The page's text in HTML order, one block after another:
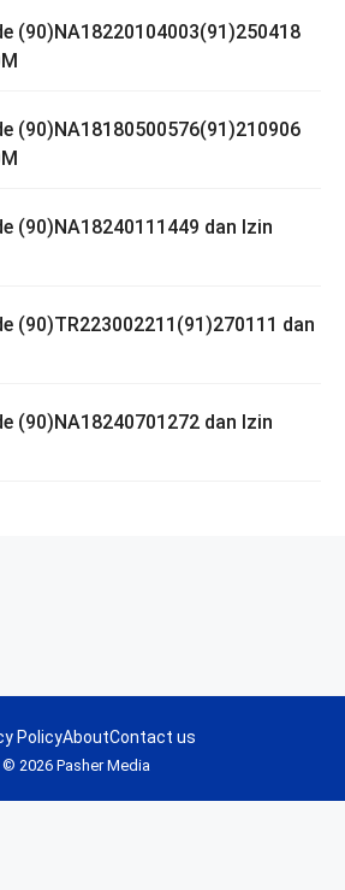
(90)NA18220104003(91)250418
(90)NA18180500576(91)210906
(90)NA18240111449 dan Izin
(90)TR223002211(91)270111 dan
(90)NA18240701272 dan Izin
© 2026 Pasher Media
PolicyAboutContact us